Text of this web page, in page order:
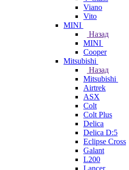
Viano
Vito
MINI
Назад
MINI
Cooper
Mitsubishi
Назад
Mitsubishi
Airtrek
ASX
Colt
Colt Plus
Delica
Delica D:5
Eclipse Cross
Galant
L200
Lancer